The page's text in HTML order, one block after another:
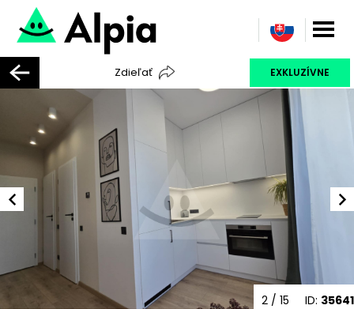
Zdieľať EXKLUZÍVNE
ID: 35641
2 / 15